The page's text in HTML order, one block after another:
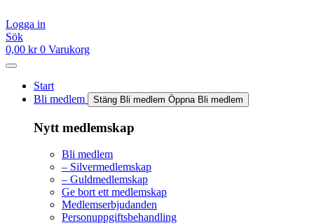
till
innehåll
Logga in
Sök
0,00 kr 0 Varukorg
Start
Bli medlem
Stäng Bli medlem Öppna Bli medlem
Nytt medlemskap
Bli medlem
– Silvermedlemskap
– Guldmedlemskap
Ge bort ett medlemskap
Medlemserbjudanden
Personuppgiftsbehandling